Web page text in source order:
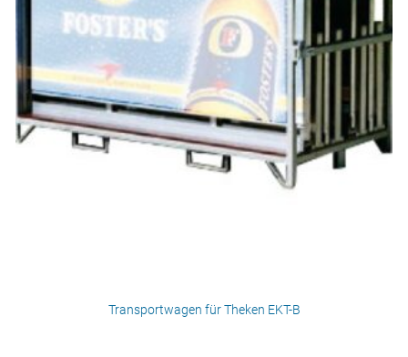
Transportwagen für Theken EKT-B